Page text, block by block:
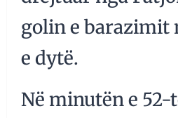
golin e barazimit
e dytë.
Në minutën e